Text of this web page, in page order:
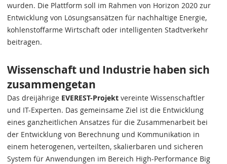
wurden. Die Plattform soll im Rahmen von Horizon 2020 zur
Entwicklung von Lösungsansätzen für nachhaltige Energie,
kohlenstoffarme Wirtschaft oder intelligenten Stadtverkehr
beitragen.
Wissenschaft und Industrie haben sich
zusammengetan
Das dreijährige EVEREST-Projekt vereinte Wissenschaftler
und IT-Experten. Das gemeinsame Ziel ist die Entwicklung
eines ganzheitlichen Ansatzes für die Zusammenarbeit bei
der Entwicklung von Berechnung und Kommunikation in
einem heterogenen, verteilten, skalierbaren und sicheren
System für Anwendungen im Bereich High-Performance Big